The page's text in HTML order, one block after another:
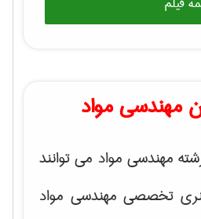
مهندسی مواد
مهندسی مواد می توانند
تخصصی مهندسی مواد